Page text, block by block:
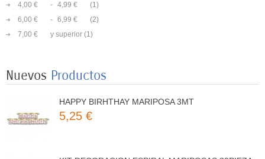
4,00 €
- 4,99 €
(1)
6,00 €
- 6,99 €
(2)
7,00 €
y superior (1)
Nuevos Productos
3,25 €
HAPPY BIRHTHAY MARIPOSA 3MT
5,25 €